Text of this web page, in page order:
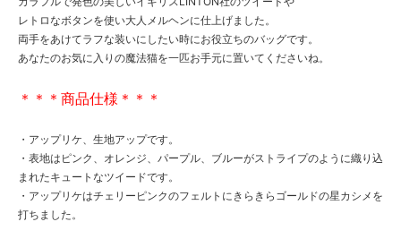
レトロなボタンを使い大人メルヘンに仕上げました。
両手をあけてラフな装いにしたい時にお役立ちのバッグです。
あなたのお気に入りの魔法猫を一匹お手元に置いてくださいね。
＊＊＊商品仕様＊＊＊
・アップリケ、生地アップです。
・表地はピンク、オレンジ、パープル、ブルーがストライプのように織り込
まれたキュートなツイードです。
・アップリケはチェリーピンクのフェルトにきらきらゴールドの星カシメを
打ちました。